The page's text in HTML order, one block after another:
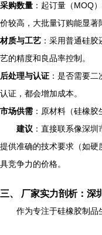
采购数量 ：起订量（MOQ
价较高，大批量订购能显著
材质与工艺 ：采用普通硅
艺的精度和良品率控制。
后处理与认证 ：是否需要
认证，都会增加成本。
市场供需 ：原材料（硅橡
建议 ：直接联系像深
提供准确的技术要求（如
具竞争力的价格。
三、 厂家实力剖析：深
作为专注于硅橡胶制品